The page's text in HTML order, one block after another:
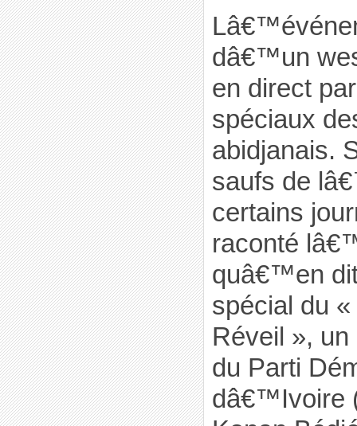
dâ€™un
en direct
spéciaux
abidjanais.
saufs de
certains
raconté
quâ€™en
spécial du
Réveil »,
du Parti
dâ€™Ivoire